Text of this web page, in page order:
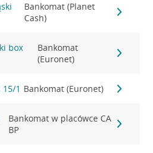
Bankomat (Planet
Cash)
box
Bankomat
(Euronet)
15/1 Bankomat (Euronet)
Bankomat w placówce CA
BP